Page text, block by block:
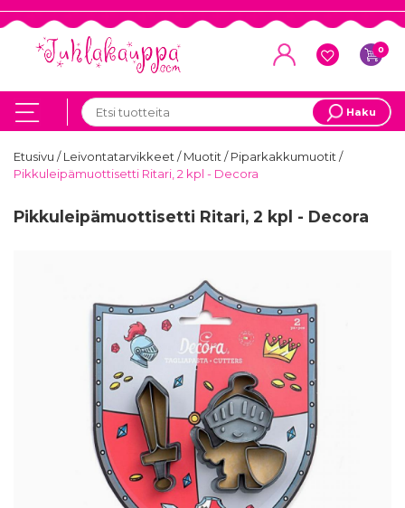
0
Haku
Etusivu /Leivontatarvikkeet/Muotit/Piparkakkumuotit/
Pikkuleipämuottisetti Ritari, 2 kpl - Decora
Pikkuleipämuottisetti Ritari, 2 kpl - Decora